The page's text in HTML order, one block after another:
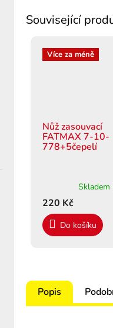
Související
Více za méně
Nůž zasouvací
FATMAX 7-10-
778+5čepelí
Skladem
220 Kč
Do košíku
Popis